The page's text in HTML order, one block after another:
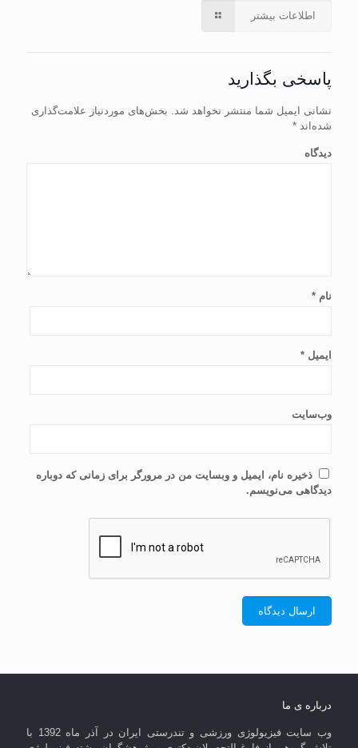
اطلاعات بیشتر
پاسخی بگذارید
نشانی ایمیل شما منتشر نخواهد شد. بخش‌های موردنیاز علامت‌گذاری
شده‌اند *
دیدگاه
نام *
ایمیل *
وب‌سایت
ذخیره نام، ایمیل و وبسایت من در مرورگر برای زمانی که دوباره
دیدگاهی می‌نویسم.
درباره ی ما
وب سایت فیزیولوژی ورزشی و تندرستی ایران در آذر ماه 1392 با